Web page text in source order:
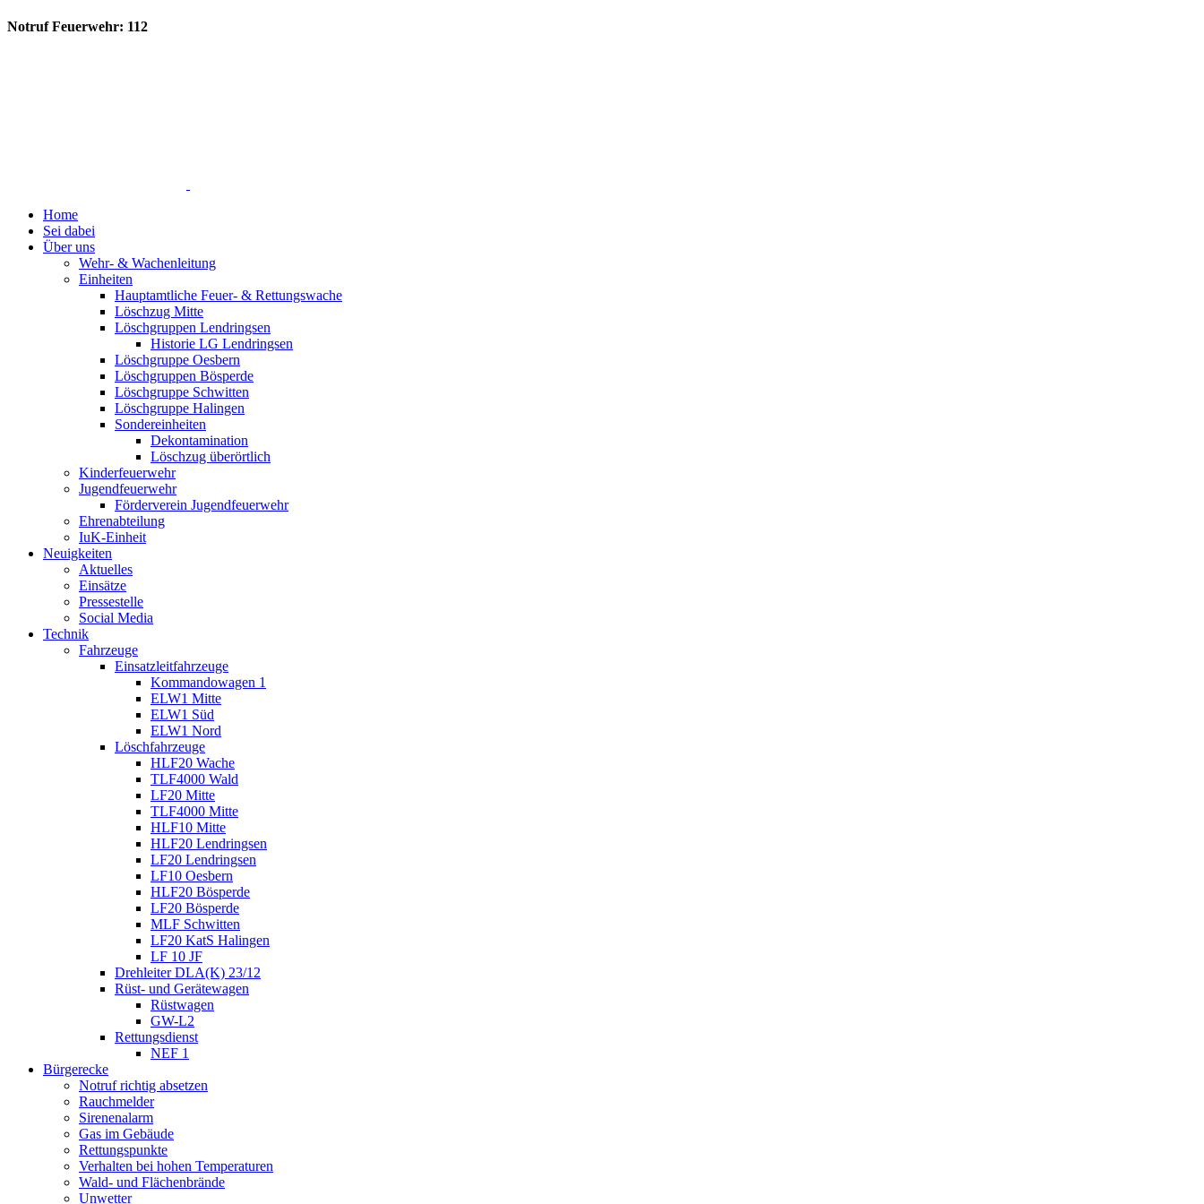
Notruf Feuerwehr: 112
Home
Sei dabei
Über uns
Wehr- & Wachenleitung
Einheiten
Hauptamtliche Feuer- & Rettungswache
Löschzug Mitte
Löschgruppen Lendringsen
Historie LG Lendringsen
Löschgruppe Oesbern
Löschgruppen Bösperde
Löschgruppe Schwitten
Löschgruppe Halingen
Sondereinheiten
Dekontamination
Löschzug überörtlich
Kinderfeuerwehr
Jugendfeuerwehr
Förderverein Jugendfeuerwehr
Ehrenabteilung
IuK-Einheit
Neuigkeiten
Aktuelles
Einsätze
Pressestelle
Social Media
Technik
Fahrzeuge
Einsatzleitfahrzeuge
Kommandowagen 1
ELW1 Mitte
ELW1 Süd
ELW1 Nord
Löschfahrzeuge
HLF20 Wache
TLF4000 Wald
LF20 Mitte
TLF4000 Mitte
HLF10 Mitte
HLF20 Lendringsen
LF20 Lendringsen
LF10 Oesbern
HLF20 Bösperde
LF20 Bösperde
MLF Schwitten
LF20 KatS Halingen
LF 10 JF
Drehleiter DLA(K) 23/12
Rüst- und Gerätewagen
Rüstwagen
GW-L2
Rettungsdienst
NEF 1
Bürgerecke
Notruf richtig absetzen
Rauchmelder
Sirenenalarm
Gas im Gebäude
Rettungspunkte
Verhalten bei hohen Temperaturen
Wald- und Flächenbrände
Unwetter